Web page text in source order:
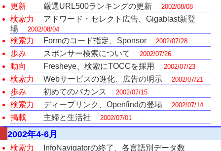
更新 厳選URL500ランキングの更新 2002/08/08
検索力
アドワード・セレクト広告、Gigablast新登
場
2002/08/04
検索力 Formのコード指定、Sponsor 2002/07/28
歩み スポンサー検索について 2002/07/26
動向 Fresheye、検索にTOCCを採用 2002/07/23
検索力 Webサービスの進化、広告の明示 2002/07/21
歩み 初めてのバカンス 2002/07/15
検索力 ディープリンク、Openfindの登場 2002/07/14
掲載 主婦と生活社 2002/07/01
2002年4-6月
検索力 InfoNavigatorの終了、各言語別データ数